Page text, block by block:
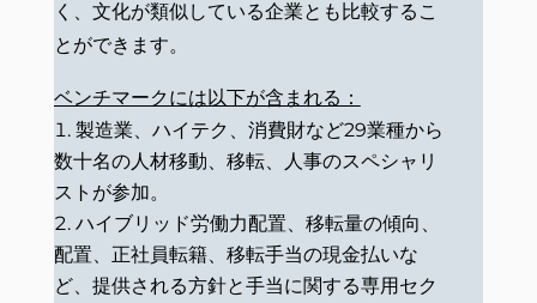
く、文化が類似している企業とも比較するこ
とができます。
ベンチマークには以下が含まれる：
製造業、ハイテク、消費財など29業種から
数十名の人材移動、移転、人事のスペシャリ
ストが参加。
ハイブリッド労働力配置、移転量の傾向、
配置、正社員転籍、移転手当の現金払いな
ど、提供される方針と手当に関する専用セク